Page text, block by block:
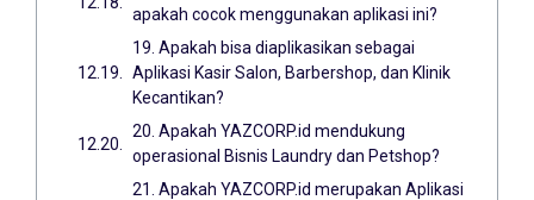
apakah cocok menggunakan aplikasi ini?
19. Apakah bisa diaplikasikan sebagai
Aplikasi Kasir Salon, Barbershop, dan Klinik
Kecantikan?
20. Apakah YAZCORP.id mendukung
operasional Bisnis Laundry dan Petshop?
21. Apakah YAZCORP.id merupakan Aplikasi